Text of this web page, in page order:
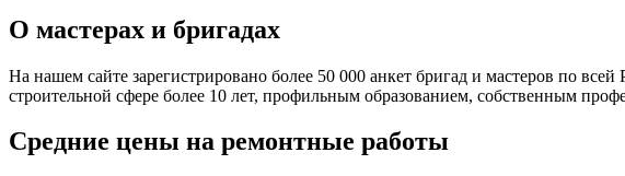
О мастерах и бригадах
На нашем сайте зарегистрировано более 50 000 анкет бригад и мастеров по
строительной сфере более 10 лет, профильным образованием, собственным
Средние цены на ремонтные работы